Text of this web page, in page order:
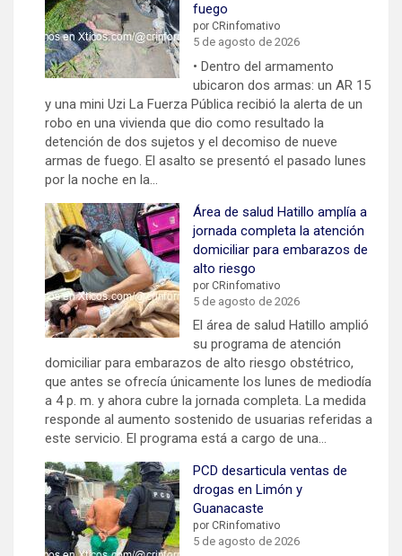
fuego
por CRinfomativo
5 de agosto de 2026
• Dentro del armamento
ubicaron dos armas: un AR 15
y una mini Uzi La Fuerza Pública recibió la alerta de un
robo en una vivienda que dio como resultado la
detención de dos sujetos y el decomiso de nueve
armas de fuego. El asalto se presentó el pasado lunes
por la noche en la…
Área de salud Hatillo amplía a
jornada completa la atención
domiciliar para embarazos de
alto riesgo
por CRinfomativo
5 de agosto de 2026
El área de salud Hatillo amplió
su programa de atención
domiciliar para embarazos de alto riesgo obstétrico,
que antes se ofrecía únicamente los lunes de mediodía
a 4 p. m. y ahora cubre la jornada completa. La medida
responde al aumento sostenido de usuarias referidas a
este servicio. El programa está a cargo de una…
PCD desarticula ventas de
drogas en Limón y
Guanacaste
por CRinfomativo
5 de agosto de 2026